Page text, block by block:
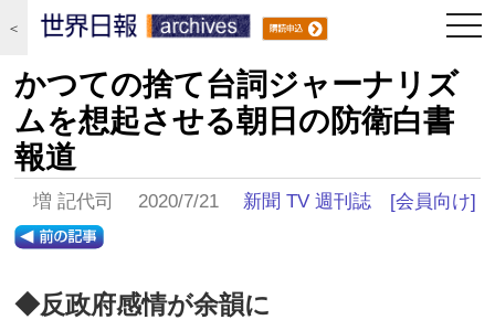
＜
かつての捨て台詞ジャーナリズ
ムを想起させる朝日の防衛白書
報道
増 記代司 2020/7/21 新聞 TV 週刊誌 [会員向け]
◆反政府感情が余韻に